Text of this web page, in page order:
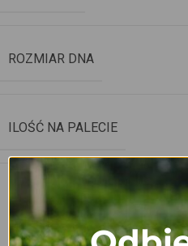
ROZMIAR DNA
ILOŚĆ NA PALECIE
CECHY